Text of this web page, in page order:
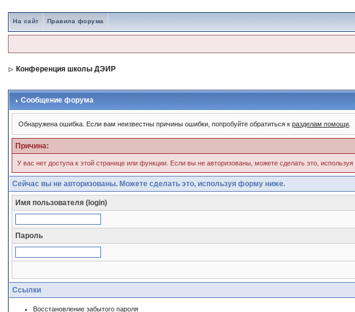
На сайт Правила форума
Конференция школы ДЭИР
Сообщение форума
Обнаружена ошибка. Если вам неизвестны причины ошибки, попробуйте обратиться кразделам помощи
Причина:
У вас нет доступа к этой странице или функции. Если вы не авторизованы, можете сделать это,
Сейчас вы не авторизованы. Можете сделать это, используя форму ниже.
Имя пользователя (login)
Пароль
Ссылки
Восстановление забытого пароля